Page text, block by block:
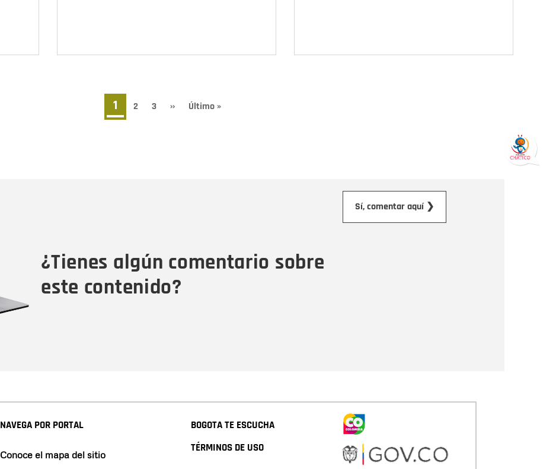
Página
actual
1 Page
2 Page
3
Siguiente
››
Última
Último »
¿Tienes algún comentario sobre
este contenido?
Sí, comentar aquí ❯
NAVEGA POR PORTAL
Conoce el mapa del sitio
BOGOTA TE ESCUCHA
TÉRMINOS DE USO